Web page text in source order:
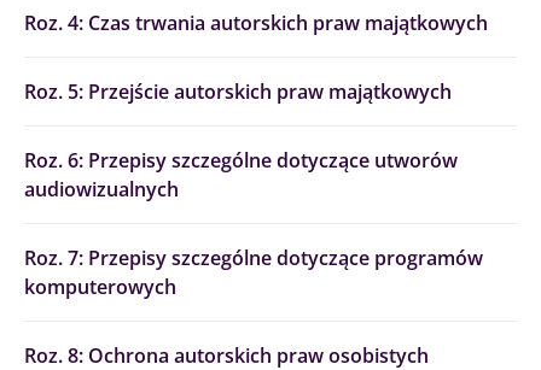
Roz. 4: Czas trwania autorskich praw majątkowych
Roz. 5: Przejście autorskich praw majątkowych
Roz. 6: Przepisy szczególne dotyczące utworów
audiowizualnych
Roz. 7: Przepisy szczególne dotyczące programów
komputerowych
Roz. 8: Ochrona autorskich praw osobistych